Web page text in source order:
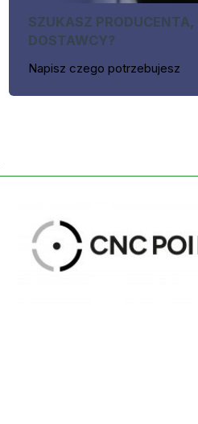
SZUKASZ PRODUCENTA,
DOSTAWCY?
Napisz czego potrzebujesz